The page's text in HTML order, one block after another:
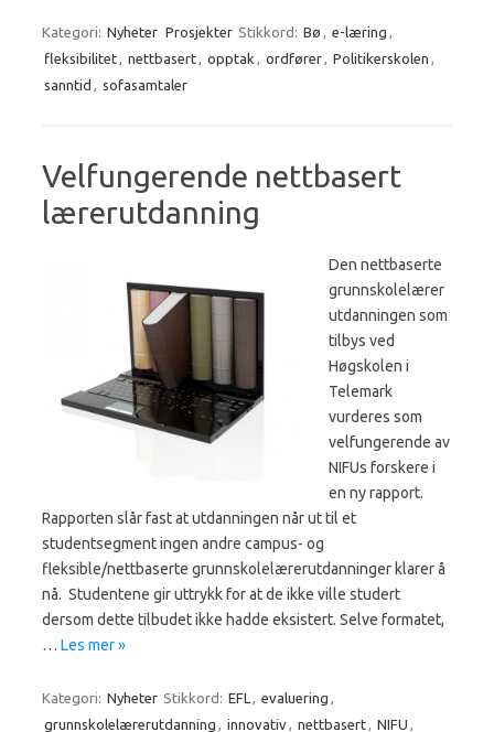
Kategori: Nyheter Prosjekter Stikkord: Bø , e-læring ,
fleksibilitet, nettbasert, opptak , ordfører, Politikerskolen ,
sanntid , sofasamtaler
Velfungerende nettbasert
lærerutdanning
Den nettbaserte
grunnskolelærer
utdanningen som
tilbys ved
Høgskolen i
Telemark
vurderes som
velfungerende av
NIFUs forskere i
en ny rapport.
Rapporten slår fast at utdanningen når ut til et
studentsegment ingen andre campus- og
fleksible/nettbaserte grunnskolelærerutdanninger klarer å
nå. Studentene gir uttrykk for at de ikke ville studert
dersom dette tilbudet ikke hadde eksistert. Selve formatet,
… Les mer »
Kategori: Nyheter Stikkord: EFL , evaluering ,
grunnskolelærerutdanning , innovativ, nettbasert, NIFU ,